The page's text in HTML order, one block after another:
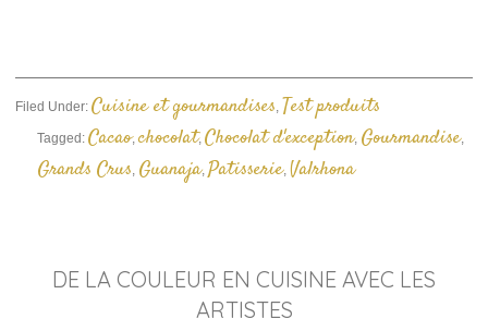
Filed Under:Cuisine et gourmandises, Test produits
Tagged:Cacao,chocolat,Chocolat d'exception, Gourmandise,
Grands Crus, Guanaja,Patisserie,Valrhona
DE LA COULEUR EN CUISINE AVEC LES
ARTISTES